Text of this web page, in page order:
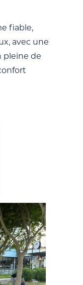
fiable,
avec une
pleine de